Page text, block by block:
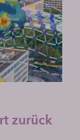
zurück